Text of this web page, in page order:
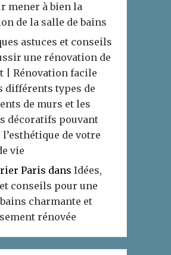
mener à bien la
de la salle de bains
astuces et conseils
une rénovation de
| Rénovation facile
différents types de
de murs et les
décoratifs pouvant
de votre
vie
Paris dans Idées,
conseils pour une
charmante et
rénovée